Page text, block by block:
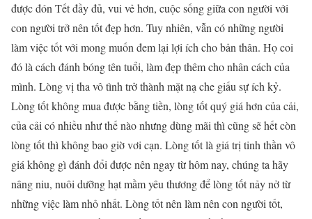
được đón Tết đầy đủ, vui vẻ hơn, cuộc sống giữa con người với
con người trở nên tốt đẹp hơn. Tuy nhiên, vẫn có những người
làm việc tốt với mong muốn đem lại lợi ích cho bản thân. Họ coi
đó là cách đánh bóng tên tuổi, làm đẹp thêm cho nhân cách của
mình. Lòng vị tha vô tình trở thành mặt nạ che giấu sự ích kỷ.
Lòng tốt không mua được bằng tiền, lòng tốt quý giá hơn của cải,
của cải có nhiều như thế nào nhưng dùng mãi thì cũng sẽ hết còn
lòng tốt thì không bao giờ vơi cạn. Lòng tốt là giá trị tinh thần vô
giá không gì đánh đổi được nên ngay từ hôm nay, chúng ta hãy
nâng niu, nuôi dưỡng hạt mầm yêu thương để lòng tốt nảy nở từ
những việc làm nhỏ nhất. Lòng tốt nên làm nên con người tốt,